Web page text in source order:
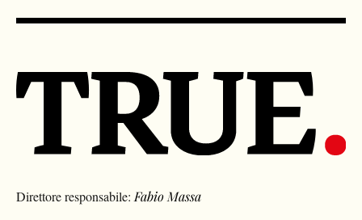
Direttore responsabile: Fabio Massa